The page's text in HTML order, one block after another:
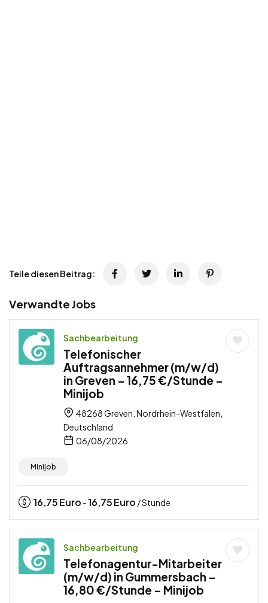
Teile diesen Beitrag:
Verwandte Jobs
Sachbearbeitung
Telefonischer
Auftragsannehmer (m/w/d)
in Greven – 16,75 €/Stunde –
Minijob
48268 Greven, Nordrhein-Westfalen,
Deutschland
06/08/2026
Minijob
16,75Euro -16,75Euro / Stunde
Sachbearbeitung
Telefonagentur-Mitarbeiter
(m/w/d) in Gummersbach –
16,80 €/Stunde – Minijob